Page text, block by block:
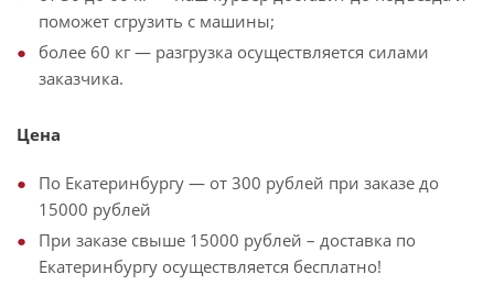
поможет сгрузить с машины;
более 60 кг — разгрузка осуществляется силами
заказчика.
Цена
По Екатеринбургу — от 300 рублей при заказе до
15000 рублей
При заказе свыше 15000 рублей – доставка по
Екатеринбургу осуществляется бесплатно!